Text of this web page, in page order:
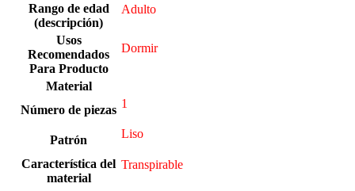
Rango de edad
(descripción)
Adulto
Usos
Recomendados
Para Producto
Dormir
Material
Número de piezas ‎1
Patrón ‎Liso
Característica del
material
Transpirable